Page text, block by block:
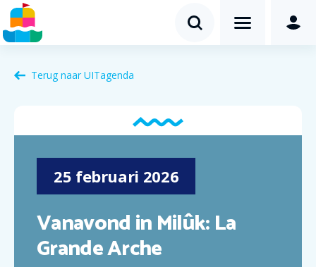
Terug naar UITagenda
25 februari 2026
Vanavond in Milûk: La
Grande Arche